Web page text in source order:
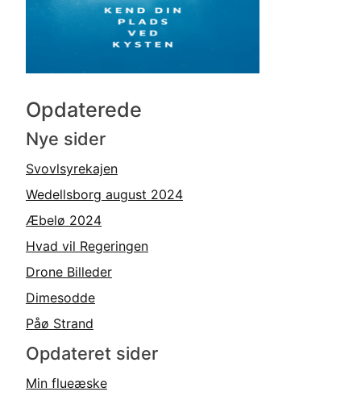
Opdaterede
Nye sider
Svovlsyrekajen
Wedellsborg august 2024
Æbelø 2024
Hvad vil Regeringen
Drone Billeder
Dimesodde
Påø Strand
Opdateret sider
Min flueæske